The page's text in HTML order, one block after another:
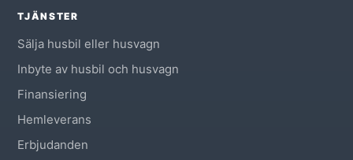
TJÄNSTER
Sälja husbil eller husvagn
Inbyte av husbil och husvagn
Finansiering
Hemleverans
Erbjudanden